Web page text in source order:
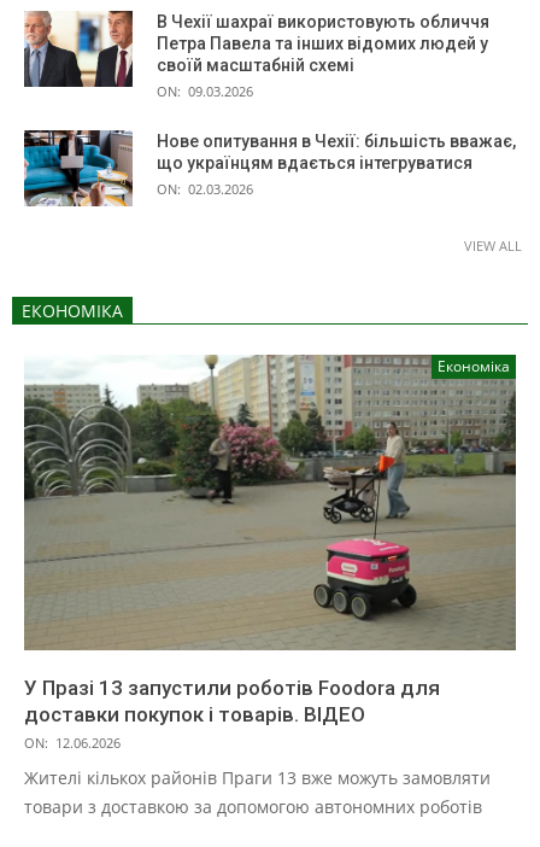
В Чехії шахраї використовують обличчя
Петра Павела та інших відомих людей у
своїй масштабній схемі
ON: 09.03.2026
Нове опитування в Чехії: більшість вважає,
що українцям вдається інтегруватися
ON: 02.03.2026
VIEW ALL
ЕКОНОМІКА
Економіка
У Празі 13 запустили роботів Foodora для
доставки покупок і товарів. ВІДЕО
ON: 12.06.2026
Жителі кількох районів Праги 13 вже можуть замовляти
товари з доставкою за допомогою автономних роботів